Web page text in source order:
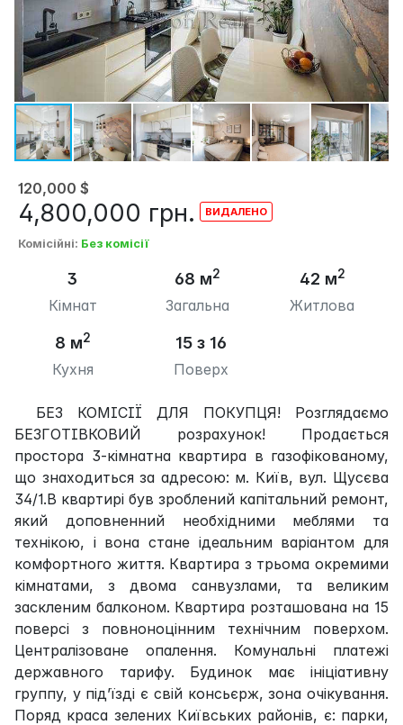
120,000 $
4,800,000 грн.
Комісійні: Без комісії
3
Кімнат
68 м2
Загальна
42 м2
Житлова
8 м2
Кухня
15 з 16
Поверх
БЕЗ КОМІСІЇ ДЛЯ ПОКУПЦЯ! Розглядаємо
БЕЗГОТІВКОВИЙ розрахунок! Продається
простора 3-кімнатна квартира в газофікованому,
що знаходиться за адресою: м. Київ, вул. Щусєва
34/1.В квартирі був зроблений капітальний ремонт,
який доповненний необхідними меблями та
технікою, і вона стане ідеальним варіантом для
комфортного життя. Квартира з трьома окремими
кімнатами, з двома санвузлами, та великим
заскленим балконом. Квартира розташована на 15
поверсі з повноноцінним технічним поверхом.
Централізоване опалення. Комунальні платежі
державного тарифу. Будинок має ініціативну
группу, у під’їзді є свій консьєрж, зона очікування.
Поряд краса зелених Київських районів, є: парки,